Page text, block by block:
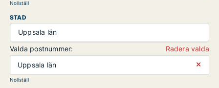
Nollställ
STAD
Uppsala län
Valda postnummer:
Radera valda
Uppsala län
⨯
Nollställ